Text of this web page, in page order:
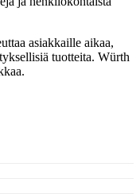
asiakkaille aikaa,
tuotteita. Würth